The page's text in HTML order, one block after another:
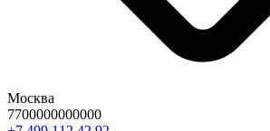
Москва
7700000000000